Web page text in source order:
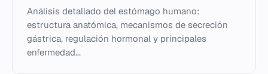
Análisis detallado del estómago humano:
estructura anatómica, mecanismos de secreción
gástrica, regulación hormonal y principales
enfermedad...